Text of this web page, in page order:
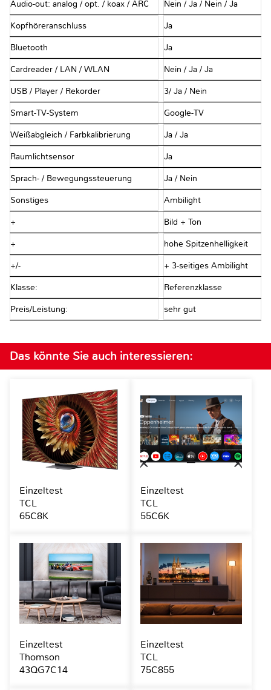
Audio-out: analog / opt. / koax / ARC Nein / Ja / Nein / Ja
Kopfhöreranschluss Ja
Bluetooth Ja
Cardreader / LAN / WLAN Nein / Ja / Ja
USB / Player / Rekorder 3/ Ja / Nein
Smart-TV-System Google-TV
Weißabgleich / Farbkalibrierung Ja / Ja
Raumlichtsensor Ja
Sprach- / Bewegungssteuerung Ja / Nein
Sonstiges Ambilight
+ Bild + Ton
+ hohe Spitzenhelligkeit
+/- + 3-seitiges Ambilight
Klasse: Referenzklasse
Preis/Leistung: sehr gut
Das könnte Sie auch interessieren:
Einzeltest
TCL
65C8K
Einzeltest
TCL
55C6K
Einzeltest
Thomson
43QG7C14
Einzeltest
TCL
75C855